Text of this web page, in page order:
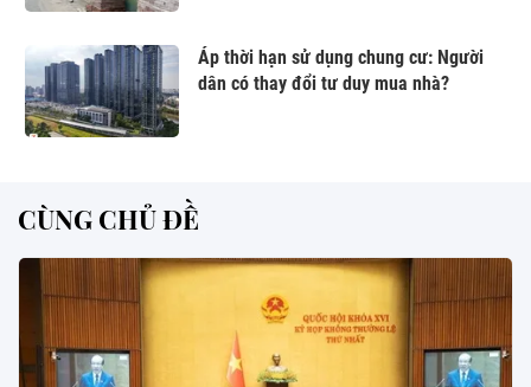
Áp thời hạn sử dụng chung cư: Người
dân có thay đổi tư duy mua nhà?
CÙNG CHỦ ĐỀ